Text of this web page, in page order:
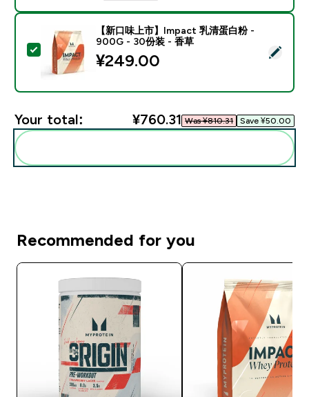
Select this product - 【新口味上市】Impact 乳清蛋
【新口味上市】Impact 乳清蛋白粉 -
900G - 30份装 - 香草
¥249.00‎
Your total: ¥760.31‎ Was ¥810.31‎ Save ¥50.00‎
Recommended for you